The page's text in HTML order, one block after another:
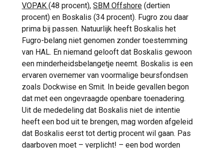
VOPAK (48 procent), SBM Offshore (dertien
procent) en Boskalis (34 procent). Fugro zou daar
prima bij passen. Natuurlijk heeft Boskalis het
Fugro-belang niet genomen zonder toestemming
van HAL. En niemand gelooft dat Boskalis gewoon
een minderheidsbelangetje neemt. Boskalis is een
ervaren overnemer van voormalige beursfondsen
zoals Dockwise en Smit. In beide gevallen begon
dat met een ongevraagde openbare toenadering.
Uit de mededeling dat Boskalis niet de intentie
heeft een bod uit te brengen, mag worden afgeleid
dat Boskalis eerst tot dertig procent wil gaan. Pas
daarboven moet – verplicht! – een bod worden